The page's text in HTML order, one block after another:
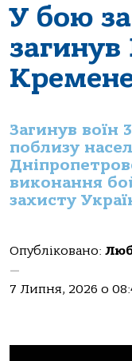
У бою
загинув
Загинув воїн
поблизу
виконання
захисту
Опубліковано:
—
7 Липня, 2026 о